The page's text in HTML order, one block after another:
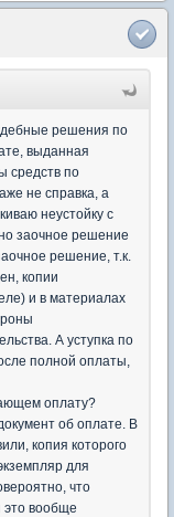
решения по
выданная
средств по
не справка, а
неустойку с
заочное решение
решение, т.к.
копии
и в материалах
А уступка по
полной оплаты,
оплату?
об оплате. В
копия которого
для
что
это вообще